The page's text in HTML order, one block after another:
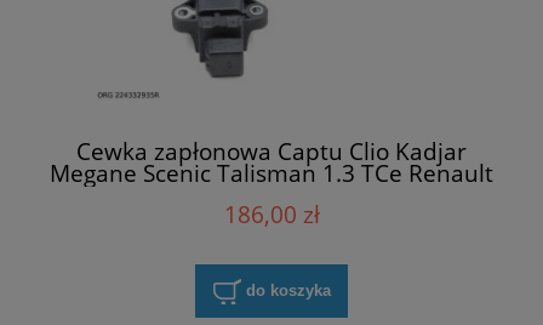
Cewka zapłonowa Captu Clio Kadjar
Megane Scenic Talisman 1.3 TCe Renault
186,00 zł
do koszyka